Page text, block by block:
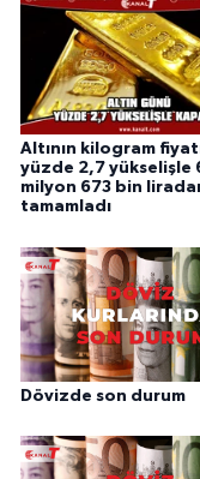
Altının kilogram
yüzde 2,7 yükselişle
milyon 673 bin
tamamladı
Dövizde son durum